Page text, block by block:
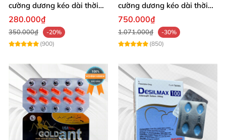
cường dương kéo dài thời
gian cho nam
280.000₫
350.000₫
-20%
(900)
cường dương kéo dài thời
gian nhập khẩu
750.000₫
1.071.000₫
-30%
(850)